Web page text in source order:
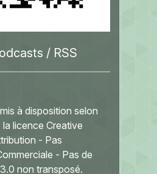
/ RSS
à disposition selon
la licence Creative
- Pas
- Pas de
non transposé.